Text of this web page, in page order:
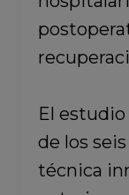
El
de los
técnica